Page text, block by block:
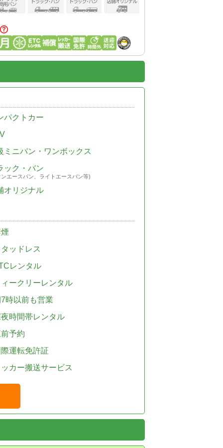
パクトカー
ミニバン・ワンボックス
ック・バン
エースバン、ライトエースバン等)
オリジナル
ッドレス
レンタル
ークリーレンタル
時以前も営業
時間帯レンタル
予約
運転免許証
カー搬送サービス